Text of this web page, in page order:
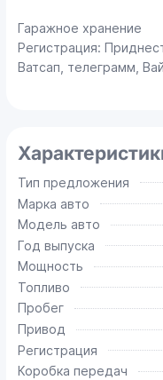
Гаражное хранение
Регистрация:
Ватсап, телеграмм,
Тип предложения
Марка авто
Модель авто
Год выпуска
Мощность
Топливо
Пробег
Привод
Регистрация
Коробка передач